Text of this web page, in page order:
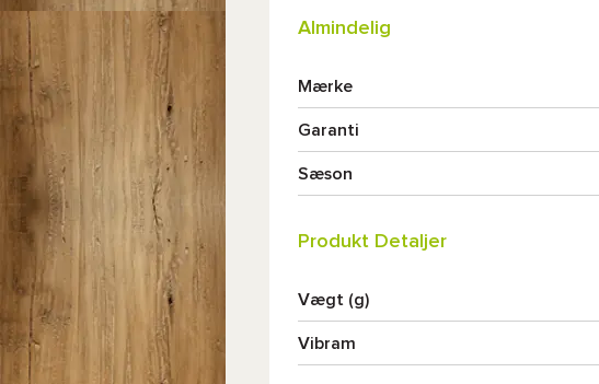
Almindelig
Mærke
Garanti
Sæson
Produkt Detaljer
Vægt (g)
Vibram